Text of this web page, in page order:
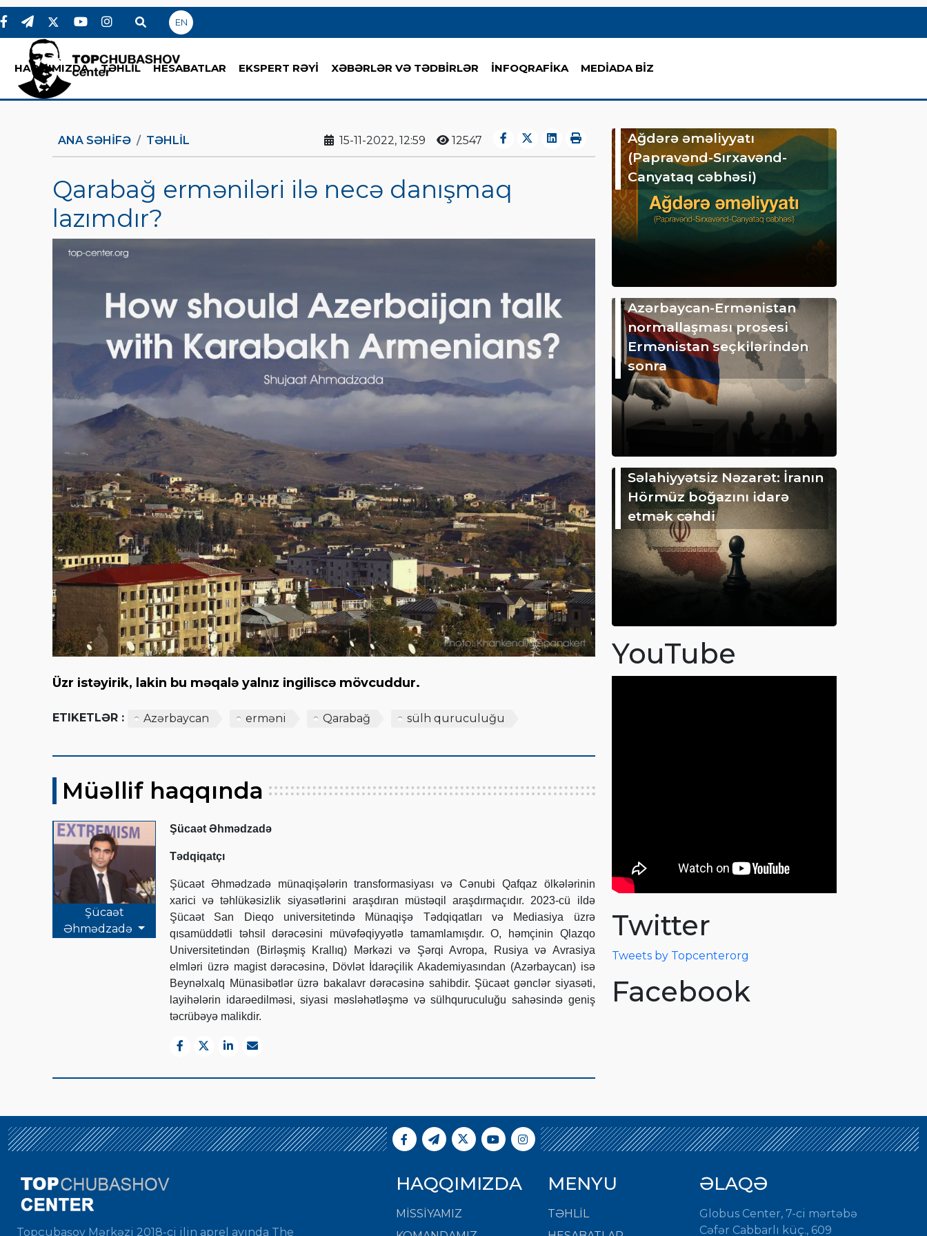
EN
HAQQIMIZDA TƏHLİL HESABATLAR EKSPERT RƏYİ XƏBƏRLƏR VƏ TƏDBİRLƏR İNFOQRAFİKA MEDİADA BİZ
ANA SƏHIFƏ TƏHLİL 15-11-2022, 12:59 12547
Qarabağ erməniləri ilə necə danışmaq
lazımdır?
Üzr istəyirik, lakin bu məqalə yalnız ingiliscə mövcuddur.
ETIKETLƏR : Azərbaycan erməni Qarabağ sülh quruculuğu
Müəllif haqqında
Şücaət
Əhmədzadə
Şücaət Əhmədzadə
Tədqiqatçı
Şücaət Əhmədzadə münaqişələrin transformasiyası və Cənubi Qafqaz ölkələrinin
xarici və təhlükəsizlik siyasətlərini araşdıran müstəqil araşdırmaçıdır. 2023-cü ildə
Şücaət San Dieqo universitetində Münaqişə Tədqiqatları və Mediasiya üzrə
qısamüddətli təhsil dərəcəsini müvəfəqiyyətlə tamamlamışdır. O, həmçinin Qlazqo
Universitetindən (Birləşmiş Krallıq) Mərkəzi və Şərqi Avropa, Rusiya və Avrasiya
elmləri üzrə magist dərəcəsinə, Dövlət İdarəçilik Akademiyasından (Azərbaycan) isə
Beynəlxalq Münasibətlər üzrə bakalavr dərəcəsinə sahibdir. Şücaət gənclər siyasəti,
layihələrin idarəedilməsi, siyasi məsləhətləşmə və sülhquruculuğu sahəsində geniş
təcrübəyə malikdir.
Ağdərə əməliyyatı
(Papravənd-Sırxavənd-
Canyataq cəbhəsi)
Azərbaycan-Ermənistan
normallaşması prosesi
Ermənistan seçkilərindən
sonra
Səlahiyyətsiz Nəzarət: İranın
Hörmüz boğazını idarə
etmək cəhdi
YouTube
Twitter
Tweets by Topcenterorg
Facebook
Topçubaşov Mərkəzi 2018-ci ilin aprel ayında The
HAQQIMIZDA
MISSIYAMIZ
MENYU
TƏHLİL
ƏLAQƏ
Globus Center, 7-ci mərtəbə
Cəfər Cabbarlı küç., 609